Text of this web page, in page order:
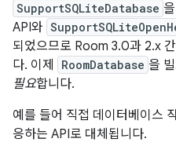
SupportSQLiteDatabase
API와
되었으므로 Room 3.0과 2.x
다. 이제
RoomDatabase 을
필요합니다.
예를 들어 직접 데이터베이스
응하는 API로 대체됩니다.